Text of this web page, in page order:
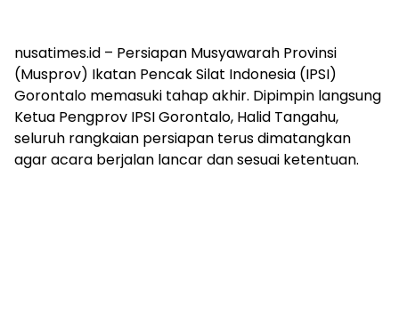
nusatimes.id – Persiapan Musyawarah Provinsi
(Musprov) Ikatan Pencak Silat Indonesia (IPSI)
Gorontalo memasuki tahap akhir. Dipimpin langsung
Ketua Pengprov IPSI Gorontalo, Halid Tangahu,
seluruh rangkaian persiapan terus dimatangkan
agar acara berjalan lancar dan sesuai ketentuan.